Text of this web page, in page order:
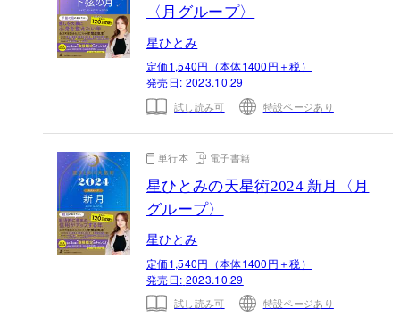
〈月グループ〉
星ひとみ
定価1,540円（本体1400円＋税）
発売日: 2023.10.29
試し読み可 特設ページあり
単行本 電子書籍
星ひとみの天星術2024 新月〈月
グループ〉
星ひとみ
定価1,540円（本体1400円＋税）
発売日: 2023.10.29
試し読み可 特設ページあり